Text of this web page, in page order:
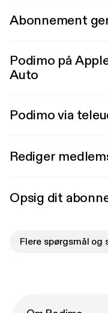
Abonnement
Podimo på
Auto
Podimo via
Rediger
Opsig dit
Flere spørgsmål og